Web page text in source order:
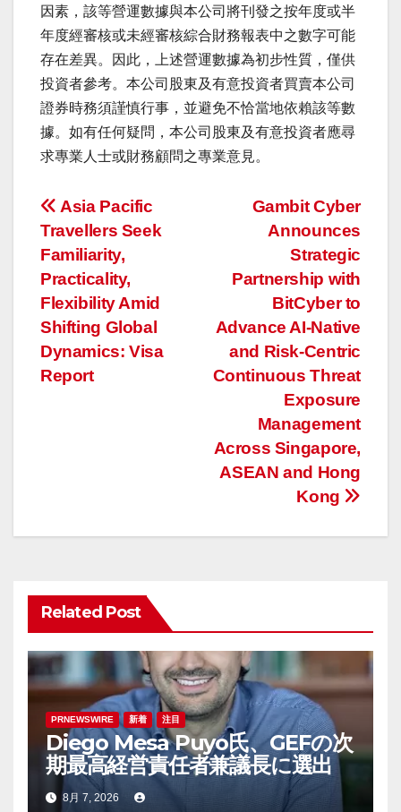
因素，該等營運數據與本公司將刊發之按年度或半
年度經審核或未經審核綜合財務報表中之數字可能
存在差異。因此，上述營運數據為初步性質，僅供
投資者參考。本公司股東及有意投資者買賣本公司
證券時務須謹慎行事，並避免不恰當地依賴該等數
據。如有任何疑問，本公司股東及有意投資者應尋
求專業人士或財務顧問之專業意見。
投
稿
ナ
ビ
ゲ
ー
Gambit Cyber
Announces
Strategic
Partnership with
BitCyber to
Advance AI-Native
and Risk-Centric
Continuous Threat
Exposure
Management
Across Singapore,
ASEAN and Hong
Kong
Asia Pacific
Travellers Seek
Familiarity,
Practicality,
Flexibility Amid
Shifting Global
Dynamics: Visa
Report
Related Post
PRNEWSWIRE 新着 注目
Diego Mesa Puyo氏、GEFの次
期最高経営責任者兼議長に選出
8月 7, 2026